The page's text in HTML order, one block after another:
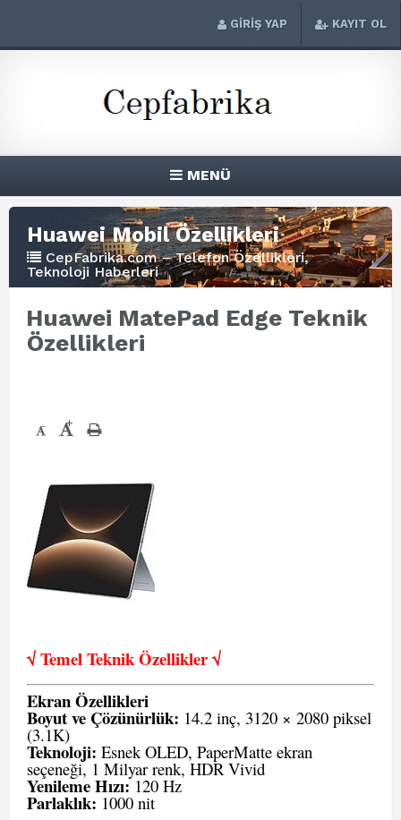
GİRİŞ YAP KAYIT OL
MENÜ
Huawei Mobil Özellikleri
CepFabrika.com – Telefon Özellikleri,
Teknoloji Haberleri
Huawei MatePad Edge Teknik
Özellikleri
- +
√ Temel Teknik Özellikler √
Ekran Özellikleri
Boyut ve Çözünürlük: 14.2 inç, 3120 × 2080 piksel
(3.1K)
Teknoloji: Esnek OLED, PaperMatte ekran
seçeneği, 1 Milyar renk, HDR Vivid
Yenileme Hızı:120 Hz
Parlaklık: 1000 nit